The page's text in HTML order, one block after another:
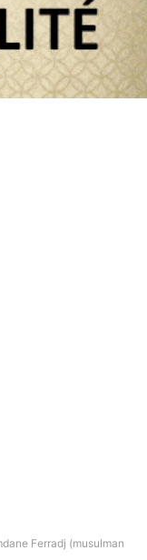
Ferradj (musulman